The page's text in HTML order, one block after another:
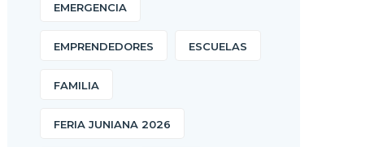
EMERGENCIA
EMPRENDEDORES ESCUELAS
FAMILIA
FERIA JUNIANA 2026